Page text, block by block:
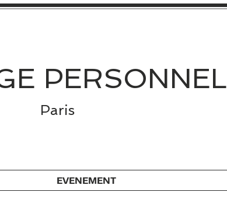
PERSONNEL
Paris
EVENEMENT